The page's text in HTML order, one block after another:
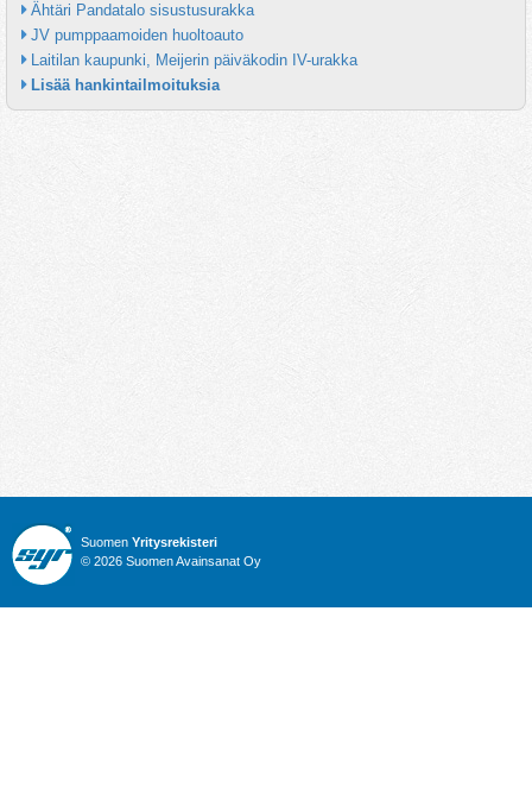
Ähtäri Pandatalo sisustusurakka
JV pumppaamoiden huoltoauto
Laitilan kaupunki, Meijerin päiväkodin IV-urakka
Lisää hankintailmoituksia
Suomen Yritysrekisteri
© 2026 Suomen Avainsanat Oy